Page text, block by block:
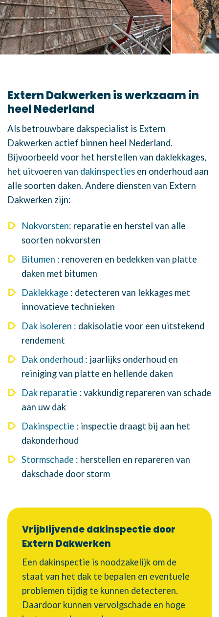
Extern Dakwerken is werkzaam in
heel Nederland
Als betrouwbare dakspecialist is Extern
Dakwerken actief binnen heel Nederland.
Bijvoorbeeld voor het herstellen van daklekkages,
het uitvoeren van dakinspecties en onderhoud aan
alle soorten daken. Andere diensten van Extern
Dakwerken zijn:
Nokvorsten: reparatie en herstel van alle
soorten nokvorsten
Bitumen : renoveren en bedekken van platte
daken met bitumen
Daklekkage : detecteren van lekkages met
innovatieve technieken
Dak isoleren : dakisolatie voor een uitstekend
rendement
Dak onderhoud : jaarlijks onderhoud en
reiniging van platte en hellende daken
Dak reparatie : vakkundig repareren van schade
aan uw dak
Dakinspectie : inspectie draagt bij aan het
dakonderhoud
Stormschade : herstellen en repareren van
dakschade door storm
Vrijblijvende dakinspectie door
Extern Dakwerken
Een dakinspectie is noodzakelijk om de
staat van het dak te bepalen en eventuele
problemen tijdig te kunnen detecteren.
Daardoor kunnen vervolgschade en hoge